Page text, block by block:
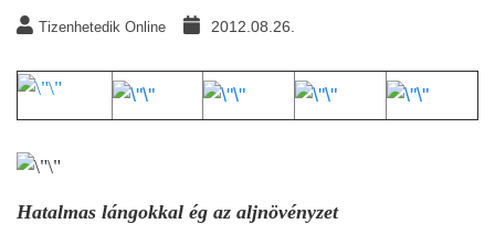
Tizenhetedik Online 2012.08.26.
Hatalmas lángokkal ég az aljnövényzet